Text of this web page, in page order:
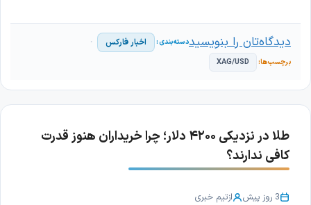
اخبار فارکس
XAG/USD
دیدگاه‌تان را بنویسید
طلا در نزدیکی ۴۲۰۰ دلار؛ چرا خریداران هنوز قدرت
کافی ندارند؟
3 روز پیش ازتیم خبری